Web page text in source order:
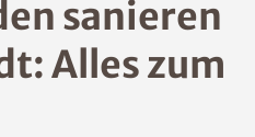
sanieren
Alles zum